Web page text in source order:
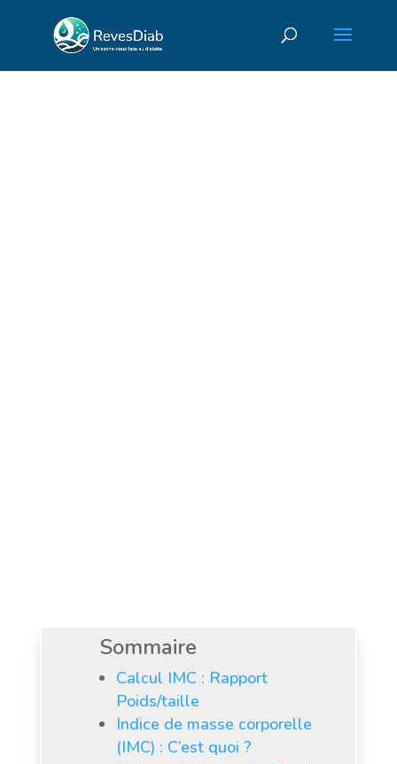
Sommaire
Calcul IMC : Rapport
Poids/taille
Indice de masse corporelle
(IMC) : C’est quoi ?